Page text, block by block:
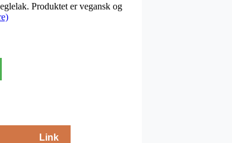
Produktet er vegansk og
Link